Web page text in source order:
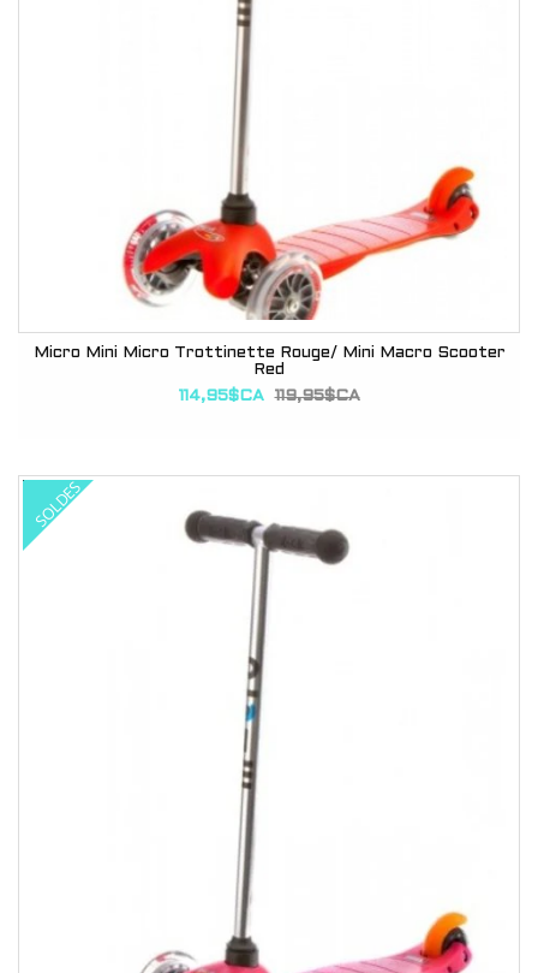
Micro Mini Micro Trottinette Rouge/ Mini Macro Scooter
Red
114,95$CA
119,95$CA
SOLDES